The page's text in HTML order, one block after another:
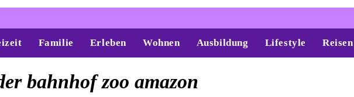
Familie Erleben Wohnen Ausbildung Lifestyle Reisen
bahnhof zoo amazon